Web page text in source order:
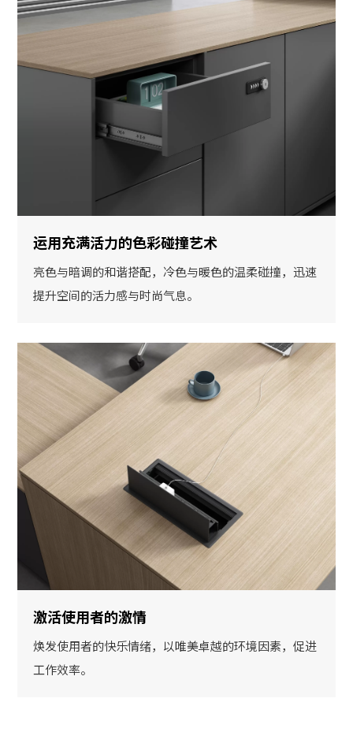
运用充满活力的色彩碰撞艺术
亮色与暗调的和谐搭配，冷色与暖色的温柔碰撞，迅速
提升空间的活力感与时尚气息。
激活使用者的激情
焕发使用者的快乐情绪，以唯美卓越的环境因素，促进
工作效率。